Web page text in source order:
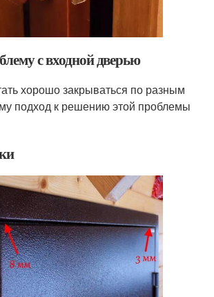
с входной дверью
хорошо закрываться по разным
подход к решению этой проблемы